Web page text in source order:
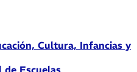
Cultura, Infancias y
de Escuelas